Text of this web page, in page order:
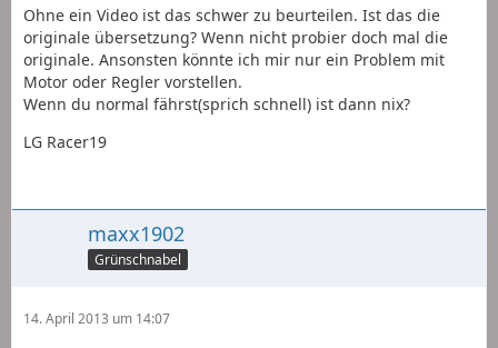
Ohne ein Video ist das schwer zu beurteilen. Ist das die
originale übersetzung? Wenn nicht probier doch mal die
originale. Ansonsten könnte ich mir nur ein Problem mit
Motor oder Regler vorstellen.
Wenn du normal fährst(sprich schnell) ist dann nix?
LG Racer19
maxx1902
Grünschnabel
14. April 2013 um 14:07